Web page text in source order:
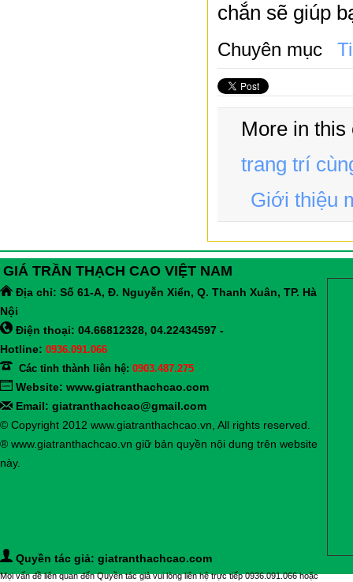
chắn sẽ giúp
Chuyên mục
More in this
trang trí
Giới thiệu
GIÁ TRẦN THẠCH CAO VIỆT NAM
Địa chỉ: Số 61-A, Đ. Nguyễn Xiển, Q. Thanh Xuân, TP. Hà
Nội
Điện thoại: 04.66812328, 04.22434597 -
Hotline: 0936.091.066
Các tỉnh thành liên hệ: 0903.487.275
Website: www.giatranthachcao.com
Email: giatranthachcao@gmail.com
© Copyright 2012 www.giatranthachcao.vn, All rights reserved.
® www.giatranthachcao.vn giữ bản quyền nội dung trên website
này.
Quyền tác giả: giatranthachcao.com
Mọi vấn đề liên quan đến Quyền tác giả vui lòng liên hệ trực tiếp 0936.091.066 hoặc